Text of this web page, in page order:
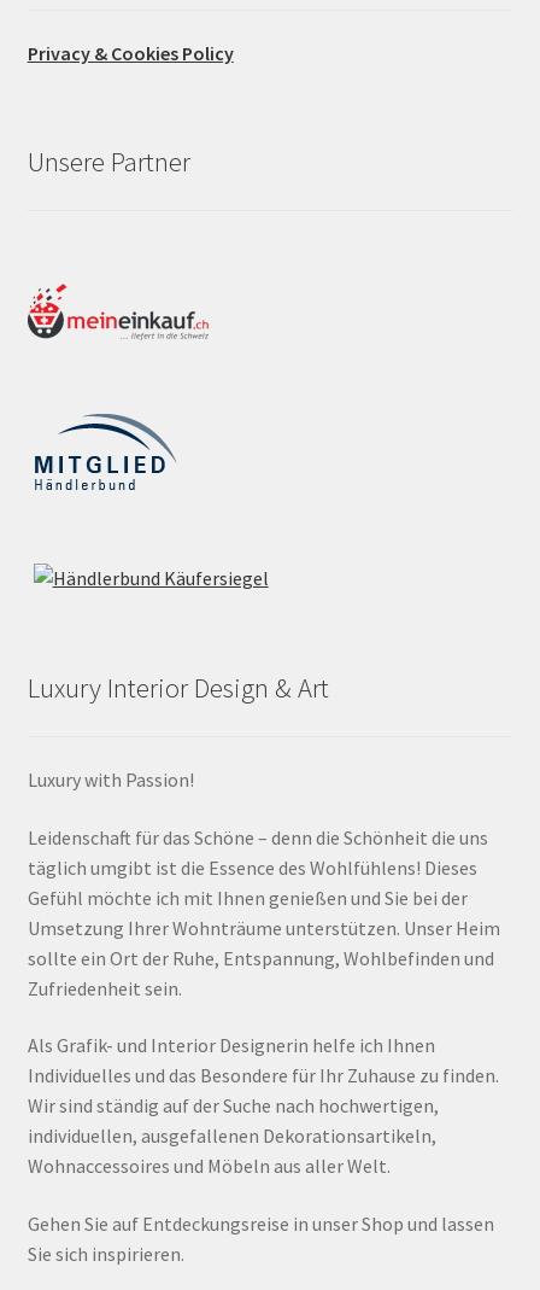
Privacy & Cookies Policy
Unsere Partner
Luxury Interior Design & Art
Luxury with Passion!
Leidenschaft für das Schöne – denn die Schönheit die uns
täglich umgibt ist die Essence des Wohlfühlens! Dieses
Gefühl möchte ich mit Ihnen genießen und Sie bei der
Umsetzung Ihrer Wohnträume unterstützen. Unser Heim
sollte ein Ort der Ruhe, Entspannung, Wohlbefinden und
Zufriedenheit sein.
Als Grafik- und Interior Designerin helfe ich Ihnen
Individuelles und das Besondere für Ihr Zuhause zu finden.
Wir sind ständig auf der Suche nach hochwertigen,
individuellen, ausgefallenen Dekorationsartikeln,
Wohnaccessoires und Möbeln aus aller Welt.
Gehen Sie auf Entdeckungsreise in unser Shop und lassen
Sie sich inspirieren.